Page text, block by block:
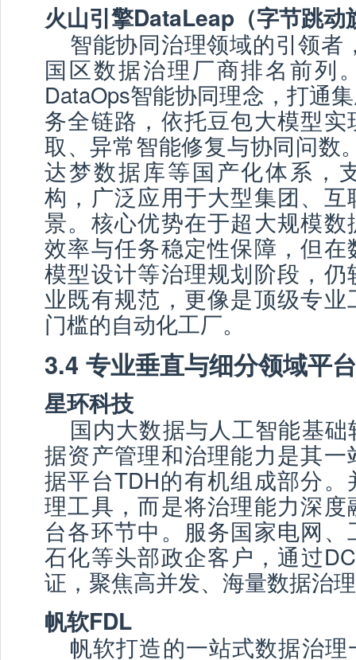
火山引擎DataLeap（字节跳动
智能协同治理领域的引领者
国区数据治理厂商排名前列
DataOps智能协同理念，打通
务全链路，依托豆包大模型
取、异常智能修复与协同问数
达梦数据库等国产化体系，
构，广泛应用于大型集团、
景。核心优势在于超大规模
效率与任务稳定性保障，但
模型设计等治理规划阶段，
业既有规范，更像是顶级专
门槛的自动化工厂。
3.4 专业垂直与细分领域平台
星环科技
国内大数据与人工智能基
据资产管理和治理能力是其
据平台TDH的有机组成部分
理工具，而是将治理能力深
台各环节中。服务国家电网
石化等头部政企客户，通过
证，聚焦高并发、海量数据治
帆软FDL
帆软打造的一站式数据治